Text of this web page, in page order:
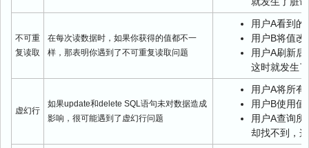
不可重
复读取
在每次读数据时，如果你获得的值都不一
样，那表明你遇到了不可重复读取问题
用户A看到的
用户B将值改
用户A刷新
这时就发生
虚幻行
如果update和delete SQL语句未对数据造成
影响，很可能遇到了虚幻行问题
用户A将所
用户B使用
用户A查询
却找不到，